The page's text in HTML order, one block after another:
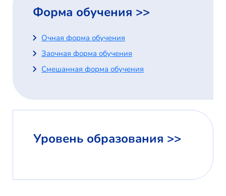
Форма обучения >>
Очная форма обучения
Заочная форма обучения
Смешанная форма обучения
Уровень образования >>